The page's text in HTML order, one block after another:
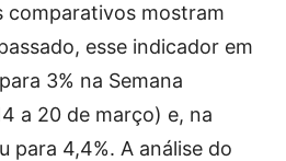
comparativos mostram
esse indicador em
3% na Semana
a 20 de março) e, na
para 4,4%. A análise do